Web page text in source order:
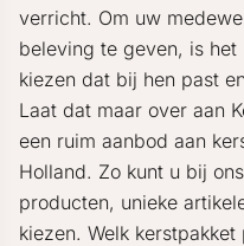
verricht. Om uw
beleving te geven, is
kiezen dat bij hen past
Laat dat maar over aan
een ruim aanbod aan
Holland. Zo kunt u bij
producten, unieke
kiezen. Welk